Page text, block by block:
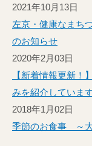
2021年10月13日
左京・健康なまち
のお知らせ
2020年2月03日
【新着情報更新！
みを紹介していま
2018年1月02日
季節のお食事 ～